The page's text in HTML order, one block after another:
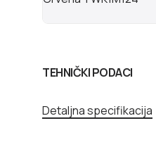
TEHNIČKI PODACI
Detaljna specifikacija